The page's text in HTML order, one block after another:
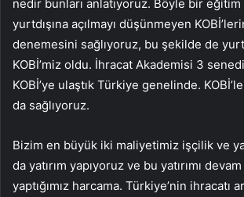
nedir bunları anlatıyoruz. Böyle bir
yurtdışına açılmayı düşünmeyen
denemesini sağlıyoruz, bu şekilde de
KOBİ’miz oldu. İhracat Akademisi 3
KOBİ’ye ulaştık Türkiye genelinde.
da sağlıyoruz.
Bizim en büyük iki maliyetimiz işçilik ve
da yatırım yapıyoruz ve bu yatırımı
yaptığımız harcama. Türkiye’nin ihracatı